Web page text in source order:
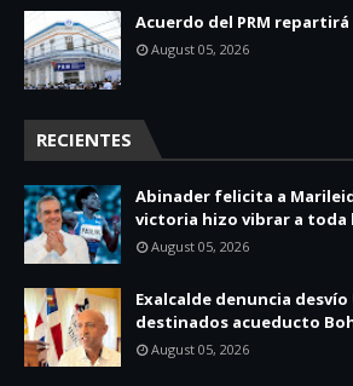
Acuerdo del PRM
August 05, 2026
RECIENTES
Abinader felicita a
victoria hizo vibrar a toda
August 05, 2026
Exalcalde denuncia desvío
destinados acueducto
August 05, 2026